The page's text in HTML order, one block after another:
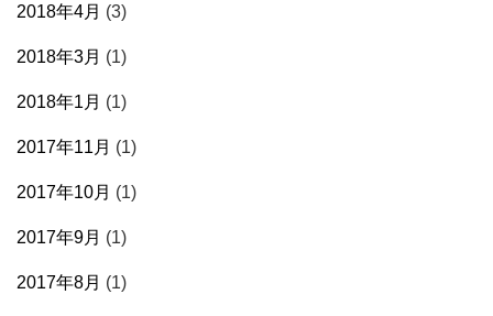
2018年4月 (3)
2018年3月 (1)
2018年1月 (1)
2017年11月 (1)
2017年10月 (1)
2017年9月 (1)
2017年8月 (1)